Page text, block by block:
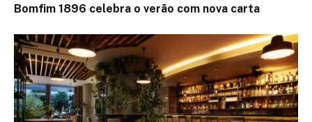
Bomfim 1896 celebra o verão com nova carta